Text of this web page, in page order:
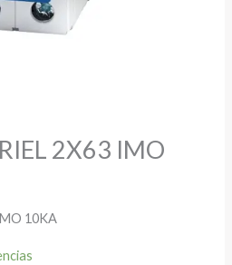
2X63 IMO
10KA